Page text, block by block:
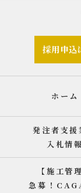
採用申込
ホーム
発注者支援
入札情報
【施工管
急募！